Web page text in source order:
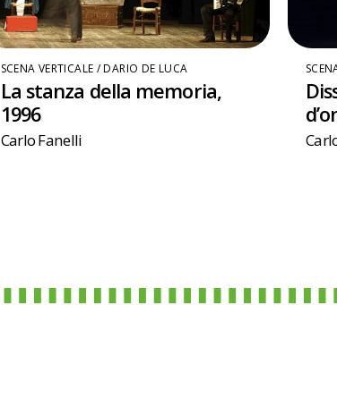
SCENA VERTICALE / DARIO DE LUCA
La stanza della memoria,
1996
Carlo Fanelli